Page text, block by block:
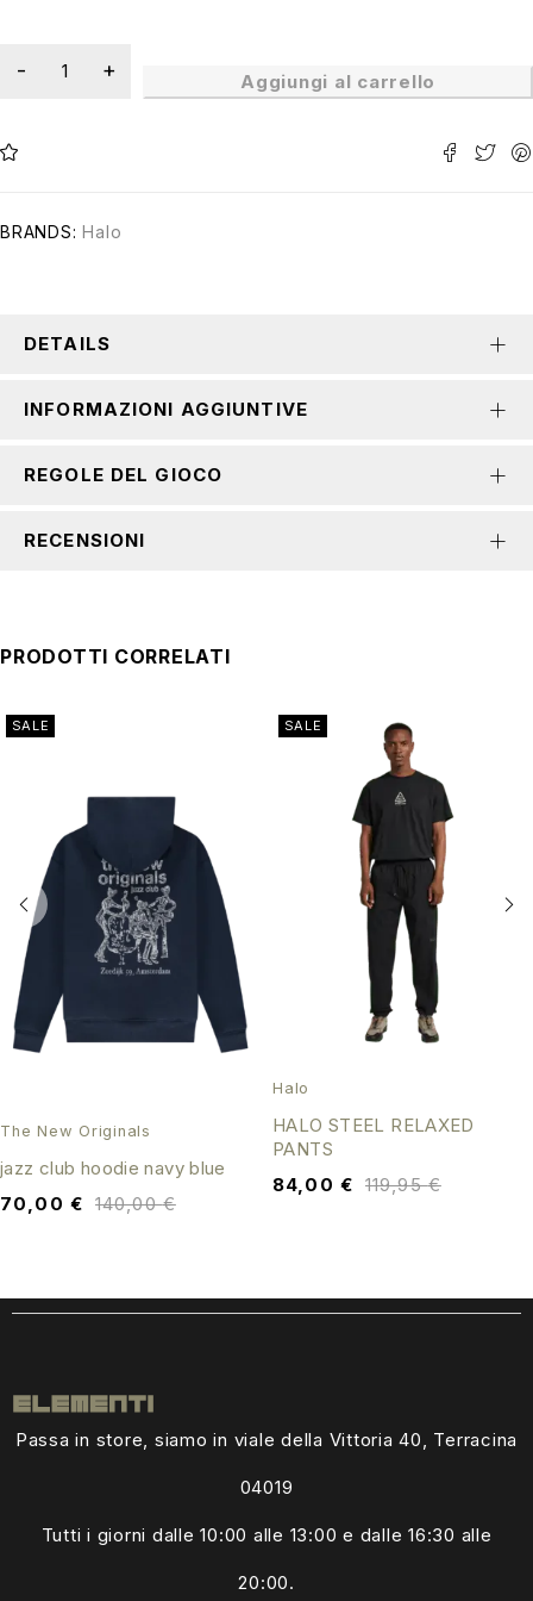
Aggiungi al carrello
BRANDS: Halo
DETAILS
INFORMAZIONI AGGIUNTIVE
REGOLE DEL GIOCO
RECENSIONI
PRODOTTI CORRELATI
SALE
The New Originals
jazz club hoodie navy blue
140,00€
70,00 €
SALE
Halo
HALO STEEL RELAXED
PANTS
119,95€
84,00 €
Passa in store, siamo in viale della Vittoria 40, Terracina
04019
Tutti i giorni dalle10:00 alle 13:00 e dalle 16:30 alle
20:00.